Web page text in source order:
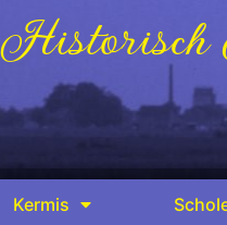
Historisch
Kermis